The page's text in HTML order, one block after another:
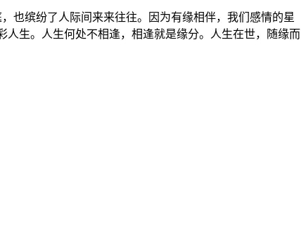
也缤纷了人际间来来往往。因为有缘相伴，我们感情的星
生。人生何处不相逢，相逢就是缘分。人生在世，随缘而